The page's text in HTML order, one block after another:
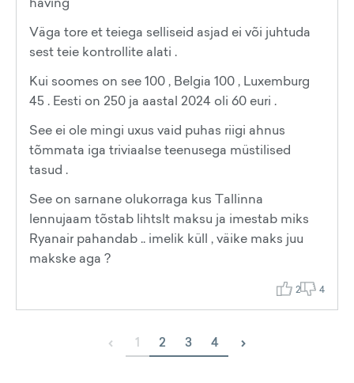
Väga tore et teiega selliseid asjad ei või juhtuda
sest teie kontrollite alati .
Kui soomes on see 100 , Belgia 100 , Luxemburg
45 . Eesti on 250 ja aastal 2024 oli 60 euri .
See ei ole mingi uxus vaid puhas riigi ahnus
tõmmata iga triviaalse teenusega müstilised
tasud .
See on sarnane olukorraga kus Tallinna
lennujaam tõstab lihtslt maksu ja imestab miks
Ryanair pahandab .. imelik küll , väike maks juu
makske aga ?
2 4
‹ 1 2 3 4 ›